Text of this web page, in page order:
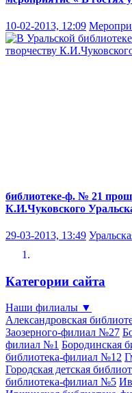
10-02-2013, 12:09
библиотеке-ф. № 21
К.И.Чуковского
29-03-2013, 13:49
Категории сайта
Наши филиалы ▼
Александровская
Заозерного-филиал №27
филиал №1 Бородинская
библиотека-филиал №12
Городская детская
библиотека-филиал №5